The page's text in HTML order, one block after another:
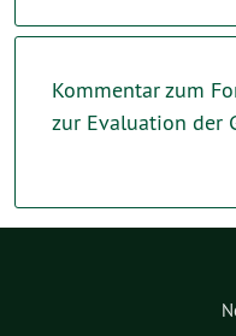
Kommentar zum
zur Evaluation der